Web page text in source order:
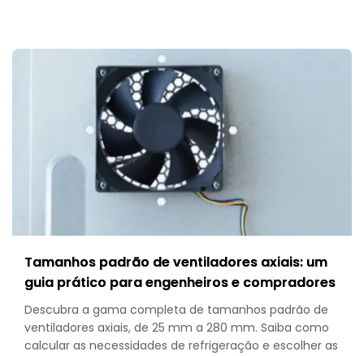
Tamanhos padrão de ventiladores axiais: um
guia prático para engenheiros e compradores
Descubra a gama completa de tamanhos padrão de
ventiladores axiais, de 25 mm a 280 mm. Saiba como
calcular as necessidades de refrigeração e escolher as